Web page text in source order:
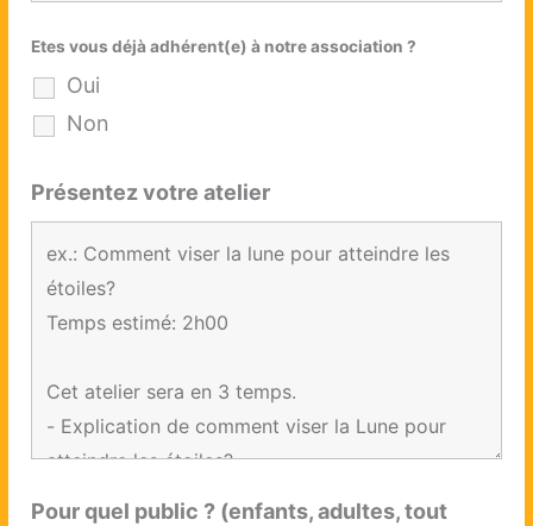
Etes vous déjà adhérent(e) à notre association ?
Oui
Non
Présentez votre atelier
Pour quel public ? (enfants, adultes, tout